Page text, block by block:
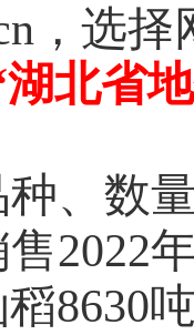
，选
湖北省
、数
2022
8630